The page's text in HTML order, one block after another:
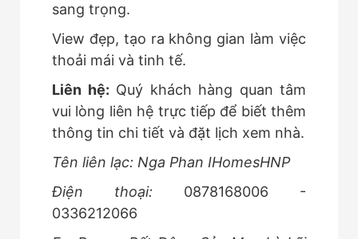
sang trọng.
View đẹp, tạo ra không gian làm việc
thoải mái và tinh tế.
Liên hệ: Quý khách hàng quan tâm
vui lòng liên hệ trực tiếp để biết thêm
thông tin chi tiết và đặt lịch xem nhà.
Tên liên lạc: Nga Phan IHomesHNP
Điện thoại: 0878168006 -
0336212066